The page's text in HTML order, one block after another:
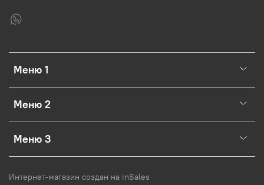
Меню 1
Меню 2
Меню 3
Интернет-магазин создан на inSales